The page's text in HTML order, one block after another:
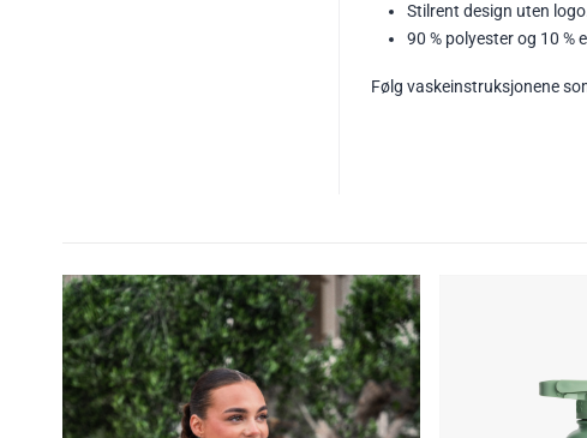
Stilrent design uten
90 % polyester og 10 %
Følg vaskeinstruksjonene